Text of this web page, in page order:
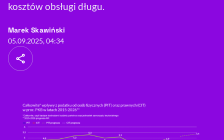
kosztów obsługi długu.
Marek Skawiński
05.09.2025, 04:34